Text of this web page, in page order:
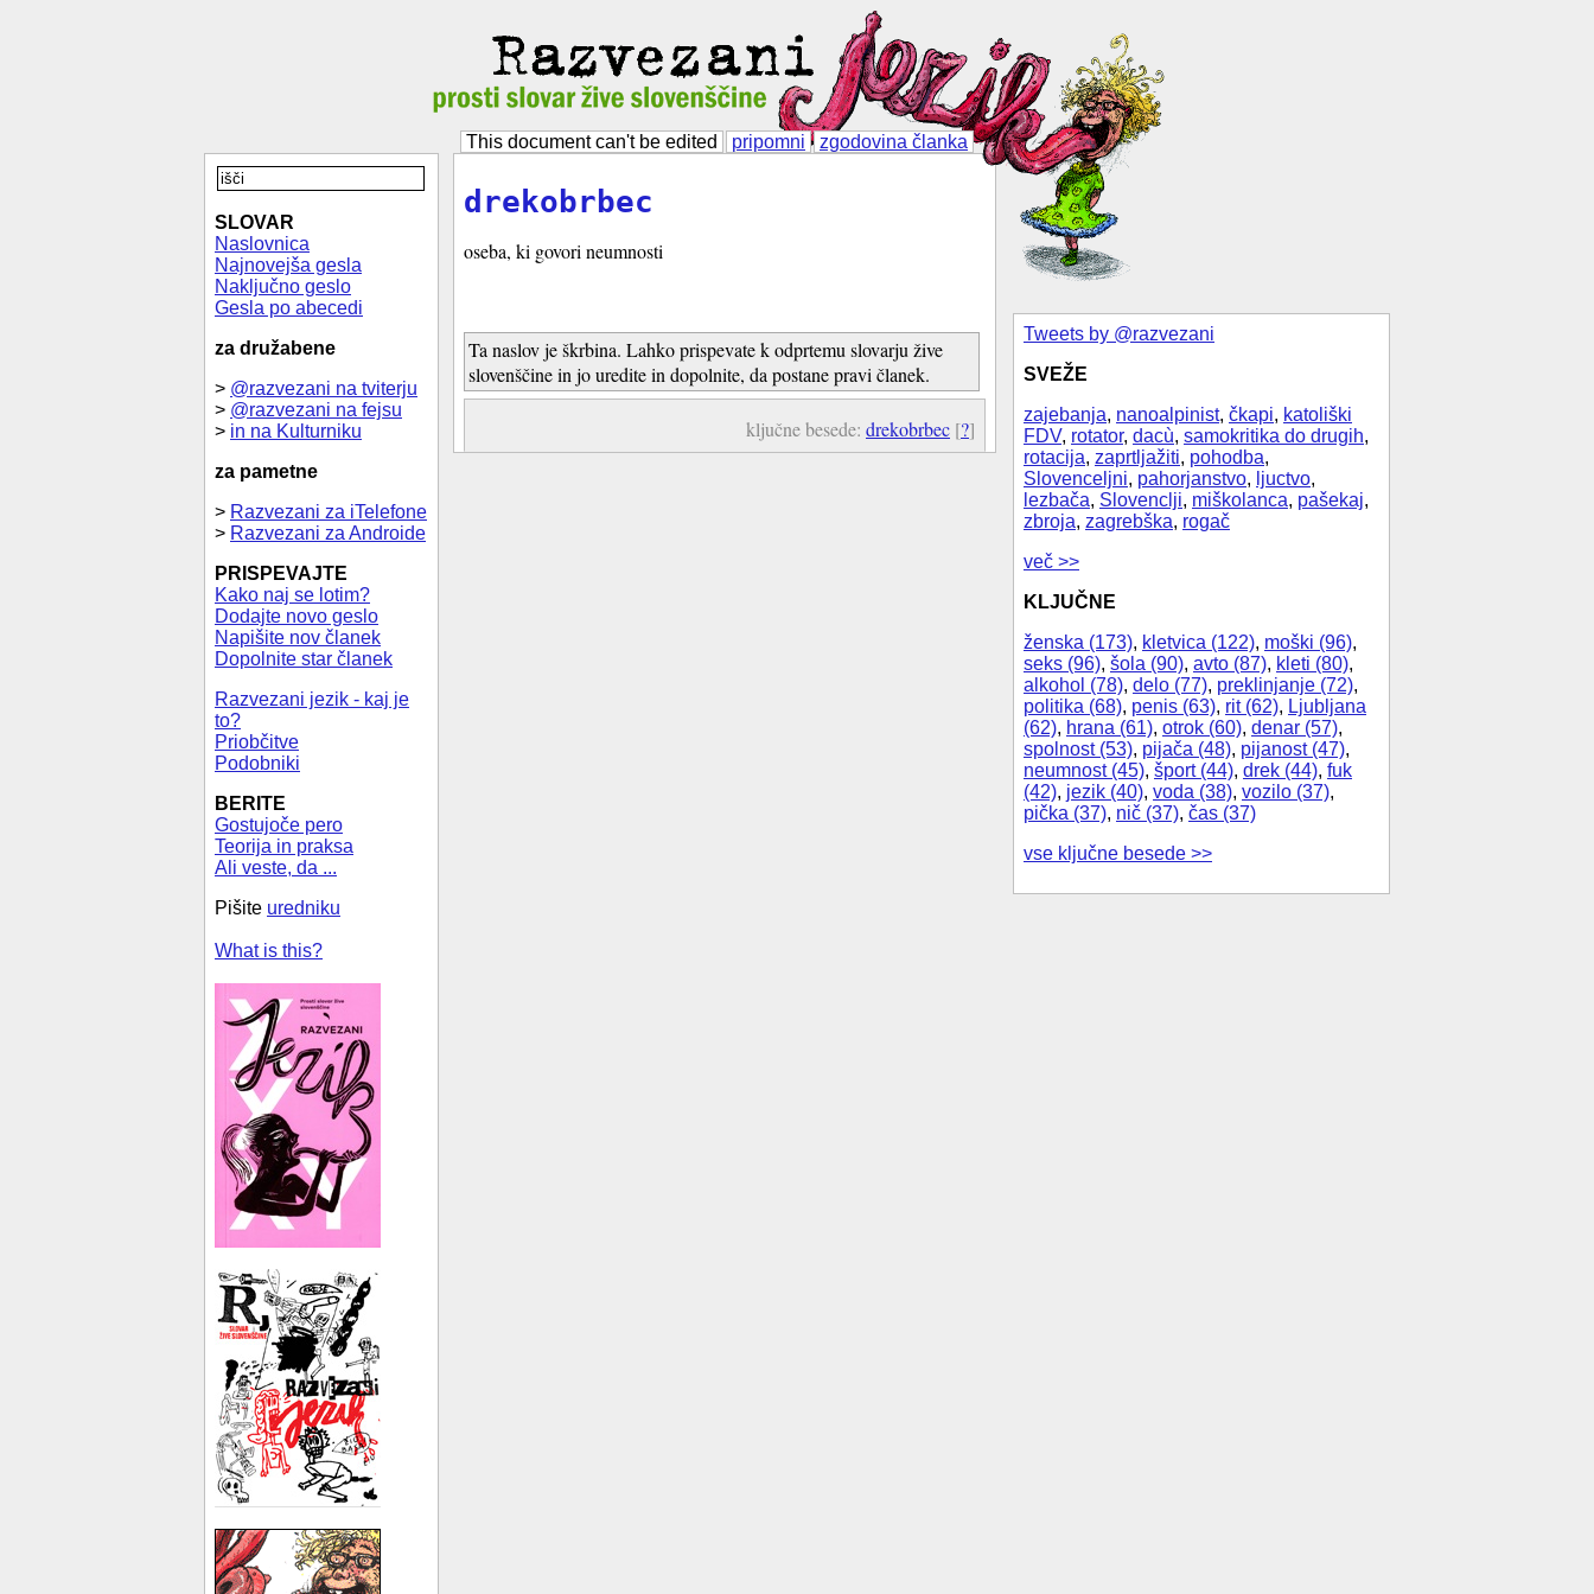
This document can't be edited pripomni zgodovina članka
Tweets by @razvezani
SVEŽE
zajebanja, nanoalpinist, čkapi, katoliški
FDV, rotator, dacù, samokritika do drugih,
rotacija, zaprtljažiti, pohodba,
Slovenceljni, pahorjanstvo, ljuctvo,
lezbača, Slovenclji, miškolanca, pašekaj,
zbroja, zagrebška, rogač
več >>
KLJUČNE
ženska (173), kletvica (122), moški (96),
seks (96), šola (90), avto (87), kleti (80),
alkohol (78), delo (77), preklinjanje (72),
politika (68), penis (63), rit (62), Ljubljana
(62), hrana (61), otrok (60), denar (57),
spolnost (53), pijača (48), pijanost (47),
neumnost (45), šport (44), drek (44), fuk
(42), jezik (40), voda (38), vozilo (37),
pička (37), nič (37), čas (37)
vse ključne besede >>
SLOVAR
Naslovnica
Najnovejša gesla
Naključno geslo
Gesla po abecedi
za družabene
> @razvezani na tviterju
> @razvezani na fejsu
> in na Kulturniku
za pametne
> Razvezani za iTelefone
> Razvezani za Androide
PRISPEVAJTE
Kako naj se lotim?
Dodajte novo geslo
Napišite nov članek
Dopolnite star članek
Razvezani jezik - kaj je
to?
Priobčitve
Podobniki
BERITE
Gostujoče pero
Teorija in praksa
Ali veste, da ...
Pišite uredniku
What is this?
drekobrbec
oseba, ki govori neumnosti
Ta naslov je škrbina. Lahko prispevate k odprtemu slovarju žive
slovenščine in jo uredite in dopolnite, da postane pravi članek.
ključne besede: drekobrbec [?]